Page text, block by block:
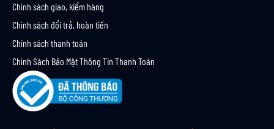
Chính sách giao, kiểm hàng
Chính sách đổi trả, hoàn tiền
Chính sách thanh toán
Chính Sách Bảo Mật Thông Tin Thanh Toán